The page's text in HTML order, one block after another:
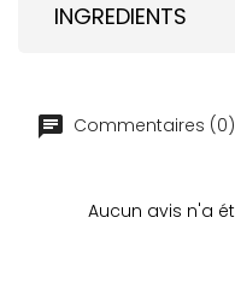
INGREDIENTS
Commentaires (0)
Aucun avis n'a